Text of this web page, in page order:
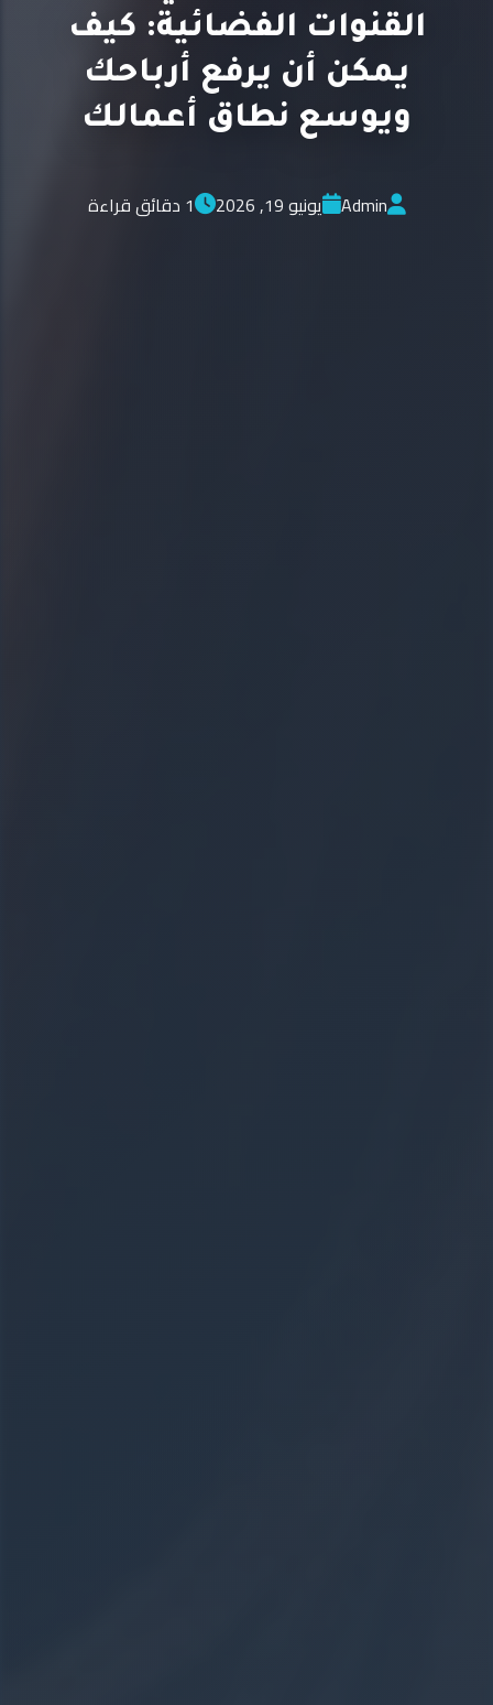
القنوات الفضائية: كيف
يمكن أن يرفع أرباحك
ويوسع نطاق أعمالك
Admin يونيو 19, 2026 1 دقائق قراءة